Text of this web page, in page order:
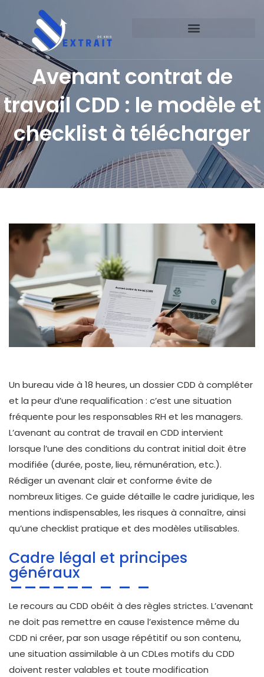
Avenant contrat de
travail CDD : le modèle et
checklist à télécharger
Un bureau vide à 18 heures, un dossier CDD à compléter
et la peur d’une requalification : c’est une situation
fréquente pour les responsables RH et les managers.
L’avenant au contrat de travail en CDD intervient
lorsque l’une des conditions du contrat initial doit être
modifiée (durée, poste, lieu, rémunération, etc.).
Rédiger un avenant clair et conforme évite de
nombreux litiges. Ce guide détaille le cadre juridique, les
mentions indispensables, les risques à connaître, ainsi
qu’une checklist pratique et des modèles utilisables.
Cadre légal et principes
généraux
Le recours au CDD obéit à des règles strictes. L’avenant
ne doit pas remettre en cause l’existence même du
CDD ni créer, par son usage répétitif ou son contenu,
une situation assimilable à un CDLes motifs du CDD
doivent rester valables et toute modification